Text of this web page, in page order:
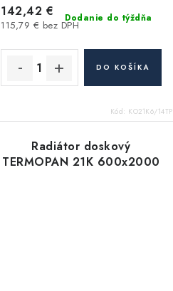
Dodanie do týždňa
115,79 € bez DPH
142,42 €
DO KOŠÍKA
Kód: KO21K6/14TP
Radiátor doskový
TERMOPAN 21K 600x2000